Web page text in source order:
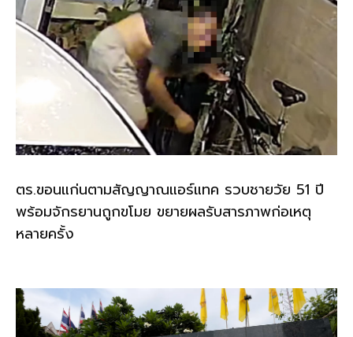
ตร.ขอนแก่นตามสัญญาณแอร์แทค รวบชายวัย 51 ปี
พร้อมจักรยานถูกขโมย ขยายผลรับสารภาพก่อเหตุ
หลายครั้ง